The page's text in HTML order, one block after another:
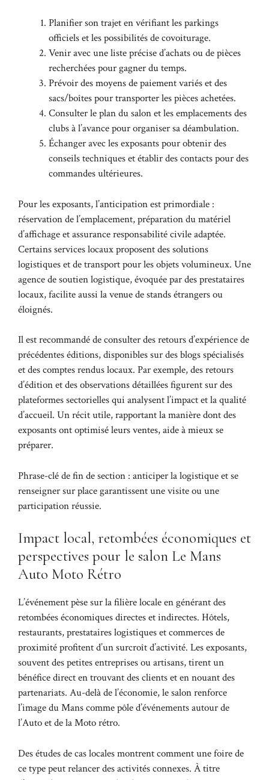
Planifier son trajet en vérifiant les parkings
officiels et les possibilités de covoiturage.
Venir avec une liste précise d’achats ou de pièces
recherchées pour gagner du temps.
Prévoir des moyens de paiement variés et des
sacs/boîtes pour transporter les pièces achetées.
Consulter le plan du salon et les emplacements des
clubs à l’avance pour organiser sa déambulation.
Échanger avec les exposants pour obtenir des
conseils techniques et établir des contacts pour des
commandes ultérieures.
Pour les exposants, l’anticipation est primordiale :
réservation de l’emplacement, préparation du matériel
d’affichage et assurance responsabilité civile adaptée.
Certains services locaux proposent des solutions
logistiques et de transport pour les objets volumineux. Une
agence de soutien logistique, évoquée par des prestataires
locaux, facilite aussi la venue de stands étrangers ou
éloignés.
Il est recommandé de consulter des retours d’expérience de
précédentes éditions, disponibles sur des blogs spécialisés
et des comptes rendus locaux. Par exemple, des retours
d’édition et des observations détaillées figurent sur des
plateformes sectorielles qui analysent l’impact et la qualité
d’accueil. Un récit utile, rapportant la manière dont des
exposants ont optimisé leurs ventes, aide à mieux se
préparer.
Phrase-clé de fin de section : anticiper la logistique et se
renseigner sur place garantissent une visite ou une
participation réussie.
Impact local, retombées économiques et
perspectives pour le salon Le Mans
Auto Moto Rétro
L’événement pèse sur la filière locale en générant des
retombées économiques directes et indirectes. Hôtels,
restaurants, prestataires logistiques et commerces de
proximité profitent d’un surcroît d’activité. Les exposants,
souvent des petites entreprises ou artisans, tirent un
bénéfice direct en trouvant des clients et en nouant des
partenariats. Au-delà de l’économie, le salon renforce
l’image du Mans comme pôle d’événements autour de
l’Auto et de la Moto rétro.
Des études de cas locales montrent comment une foire de
ce type peut relancer des activités connexes. À titre